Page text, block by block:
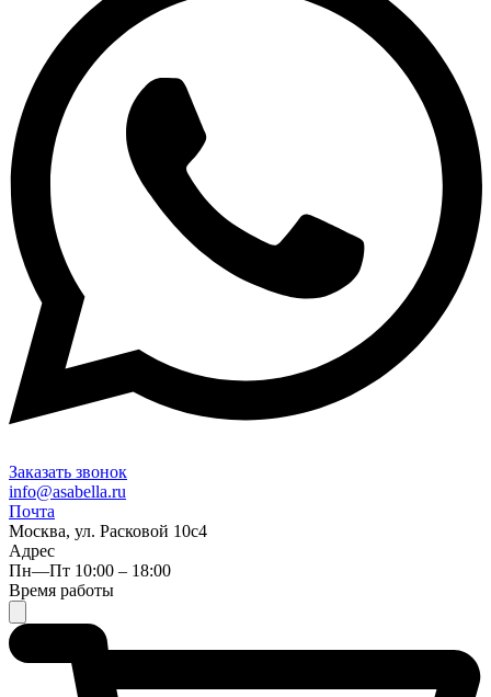
Заказать звонок
info@asabella.ru
Почта
Москва, ул. Расковой 10с4
Адрес
Пн—Пт 10:00 – 18:00
Время работы